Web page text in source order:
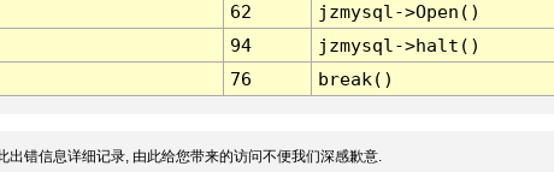
62
jzmysql->Open()
94
jzmysql->halt()
76 break()
出错信息详细记录, 由此给您带来的访问不便我们深感歉意.